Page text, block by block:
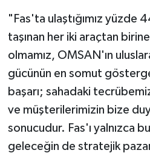
"Fas'ta ulaştığımız yüzde
taşınan her iki araçtan
olmamız, OMSAN'ın
gücünün en somut
başarı; sahadaki
ve müşterilerimizin bize
sonucudur. Fas'ı yalnızca
geleceğin de stratejik